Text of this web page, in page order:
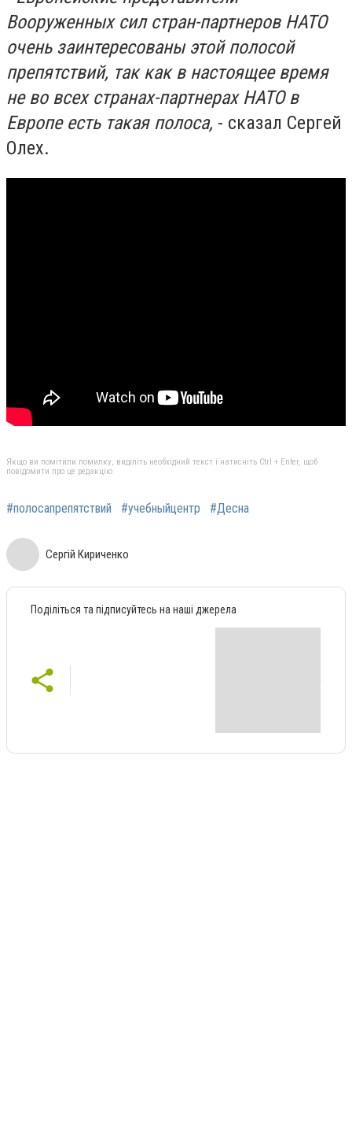
Вооруженных сил стран-партнеров НАТО
очень заинтересованы этой полосой
препятствий, так как в настоящее время
не во всех странах-партнерах НАТО в
Европе есть такая полоса, - сказал Сергей
Олех.
Якщо ви помітили помилку, виділіть необхідний текст і натисніть Ctrl + Enter, щоб
повідомити про це редакцію
#полосапрепятствий #учебныйцентр #Десна
Сергій Кириченко
Поділіться та підписуйтесь на наші джерела